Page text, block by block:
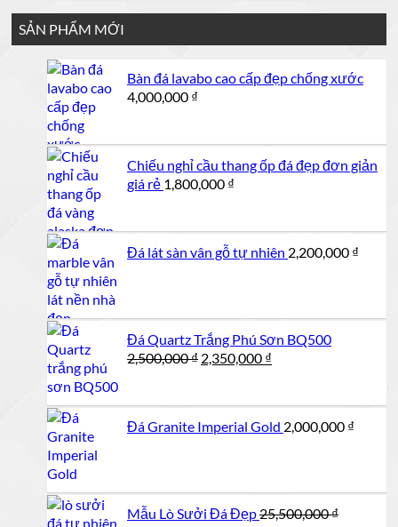
SẢN PHẨM MỚI
Bàn đá lavabo cao cấp đẹp chống xước
4,000,000 ₫
Chiếu nghỉ cầu thang ốp đá đẹp đơn giản
giá rẻ 1,800,000 ₫
Đá lát sàn vân gỗ tự nhiên 2,200,000 ₫
Đá Quartz Trắng Phú Sơn BQ500
2,500,000₫ Giá
2,350,000 ₫
2,350,000 ₫.
Đá Granite Imperial Gold 2,000,000 ₫
Mẫu Lò Sưởi Đá Đẹp25,500,000₫